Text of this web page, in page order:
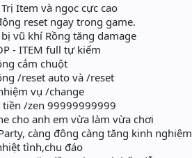
Item và ngọc cực cao
reset ngay trong game.
vũ khí Rồng tăng damage
- ITEM full tự kiếm
cắm chuột
/reset auto và /reset
vụ /change
tiền /zen 99999999999
cho anh em vừa làm vừa chơi
càng đông càng tăng kinh nghiệm
tình,chu đáo